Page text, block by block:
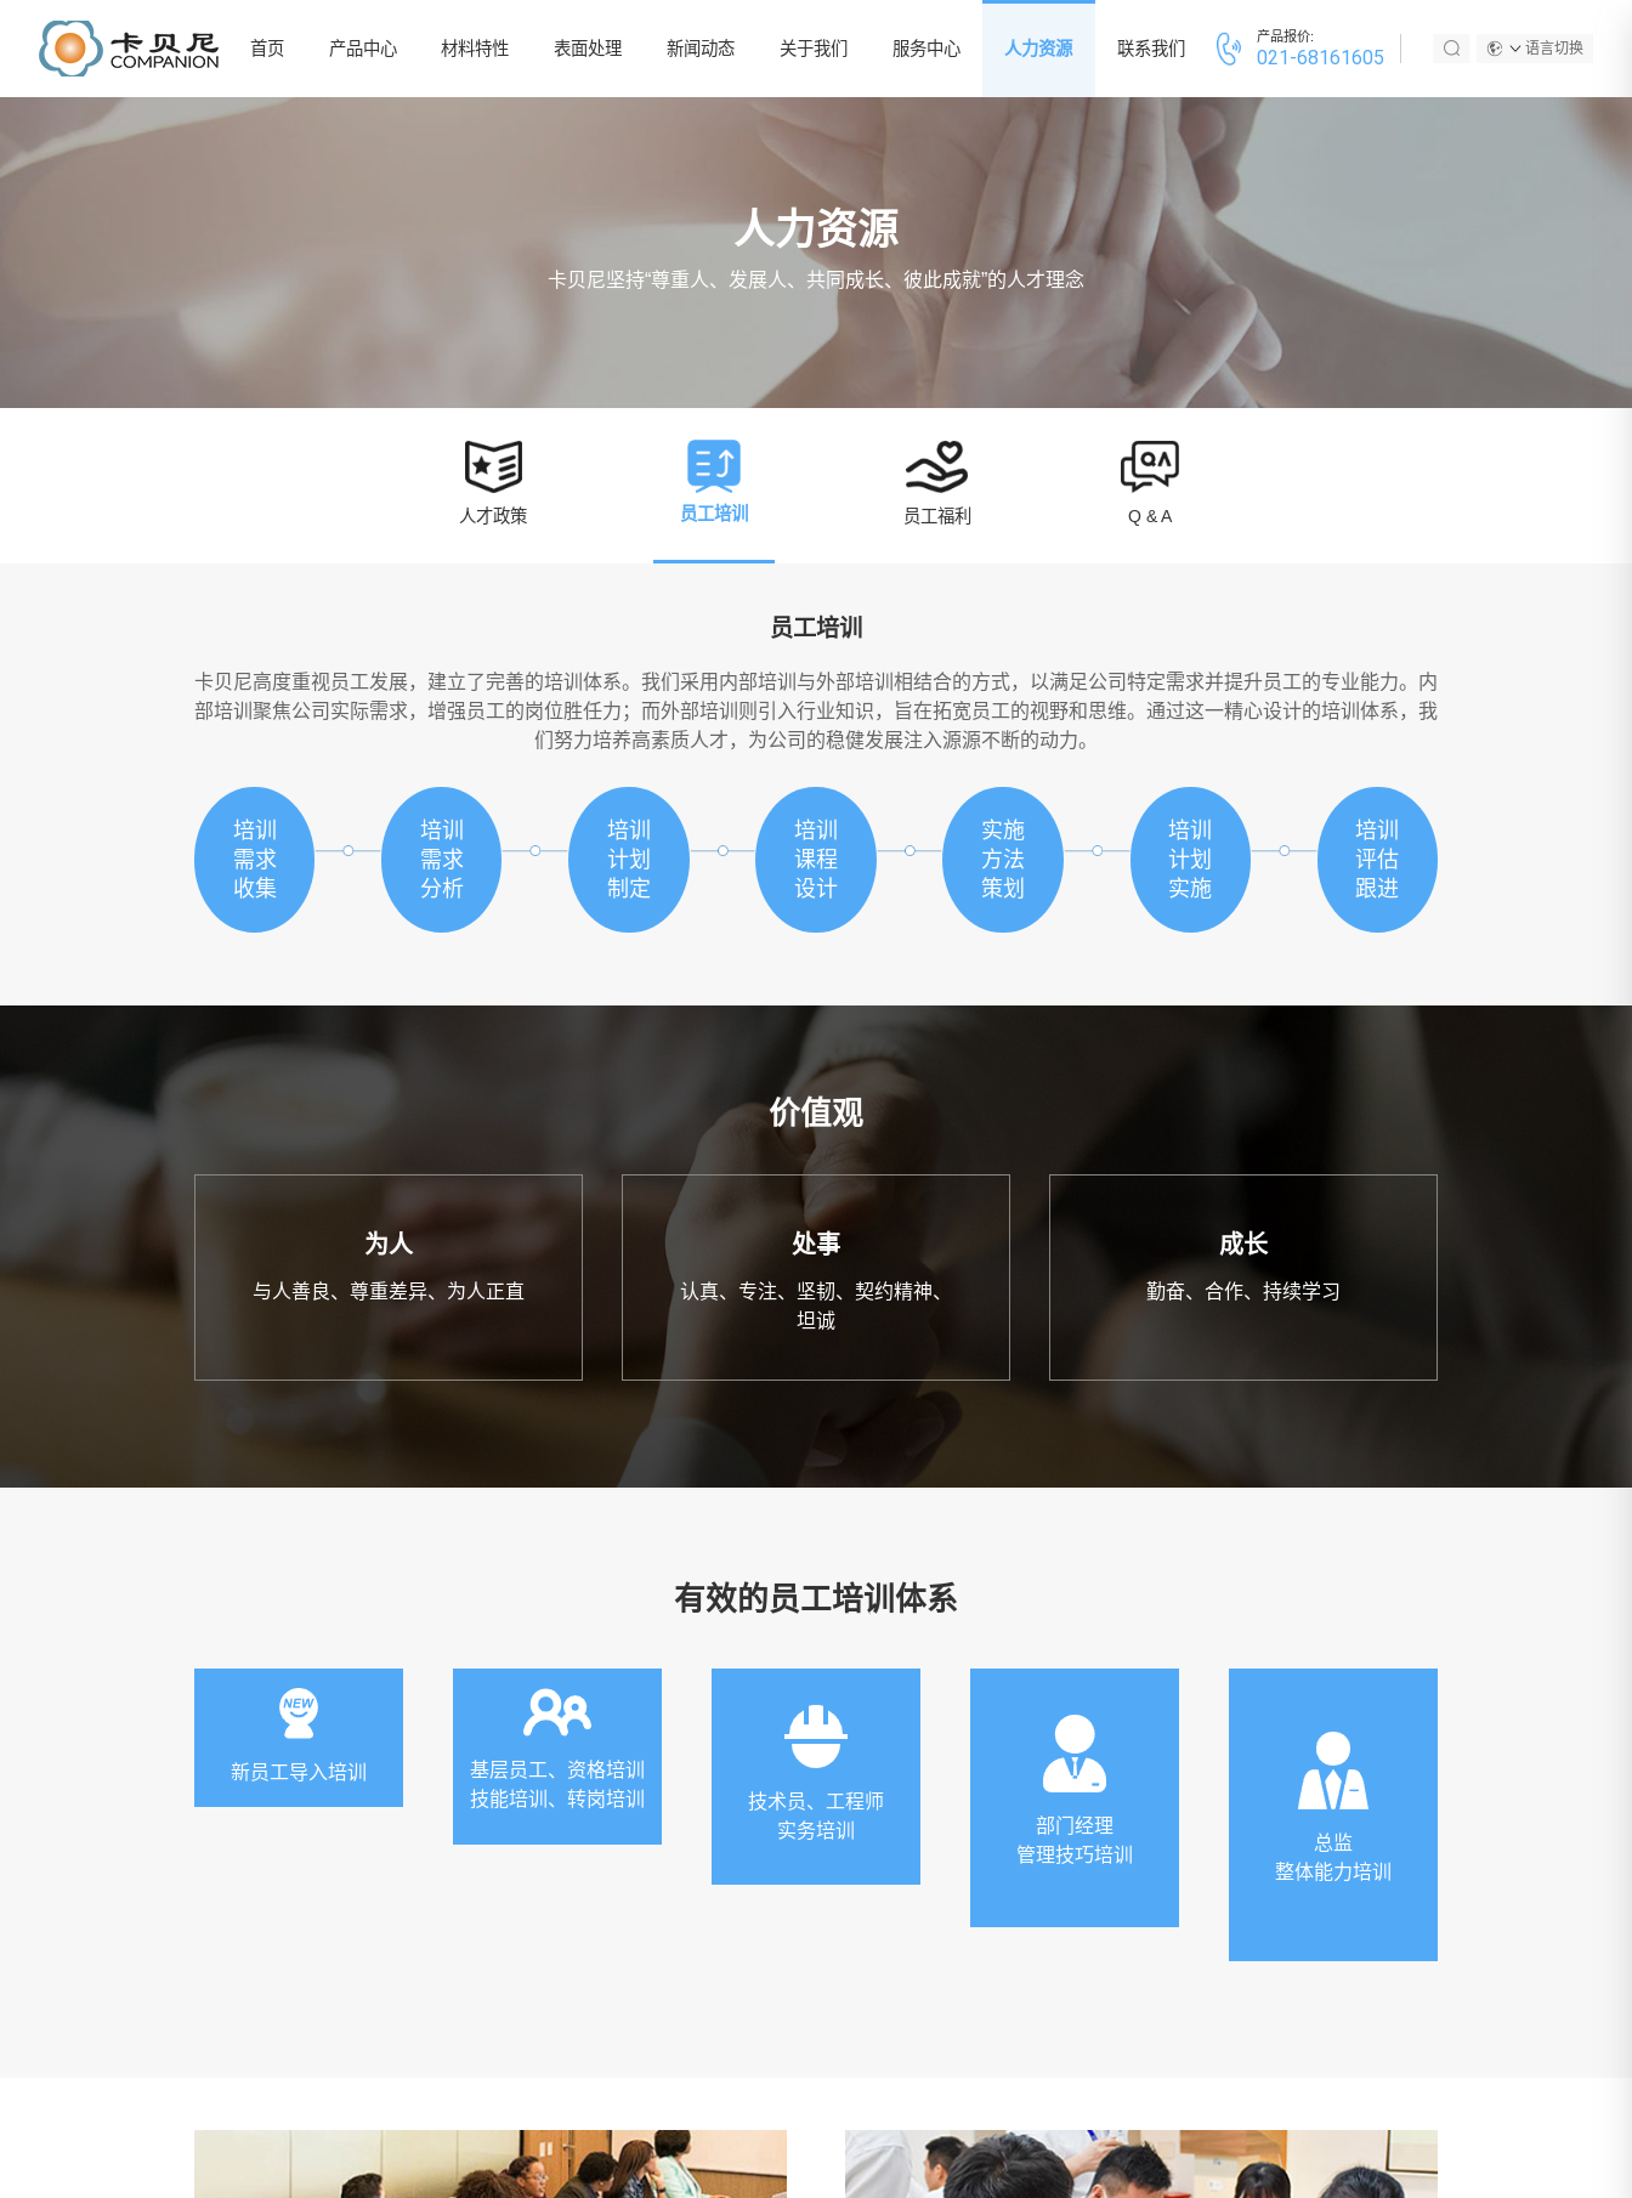
首页 产品中心 材料特性 表面处理 新闻动态 关于我们 服务中心 人力资源 联系我们
产品报价:
021-68161605 语言切换
人力资源
卡贝尼坚持“尊重人、发展人、共同成长、彼此成就”的人才理念
人才政策 员工培训 员工福利 Q & A
员工培训
卡贝尼高度重视员工发展，建立了完善的培训体系。我们采用内部培训与外部培训相结合的方式，以满足公司特定需求并提升员工的专业能力。内
部培训聚焦公司实际需求，增强员工的岗位胜任力；而外部培训则引入行业知识，旨在拓宽员工的视野和思维。通过这一精心设计的培训体系，我
们努力培养高素质人才，为公司的稳健发展注入源源不断的动力。
培训
需求
收集
培训
需求
分析
培训
计划
制定
培训
课程
设计
实施
方法
策划
培训
计划
实施
培训
评估
跟进
价值观
为人
与人善良、尊重差异、为人正直
处事
认真、专注、坚韧、契约精神、
坦诚
成长
勤奋、合作、持续学习
有效的员工培训体系
新员工导入培训
基层员工、资格培训
技能培训、转岗培训
技术员、工程师
实务培训
部门经理
管理技巧培训
总监
整体能力培训